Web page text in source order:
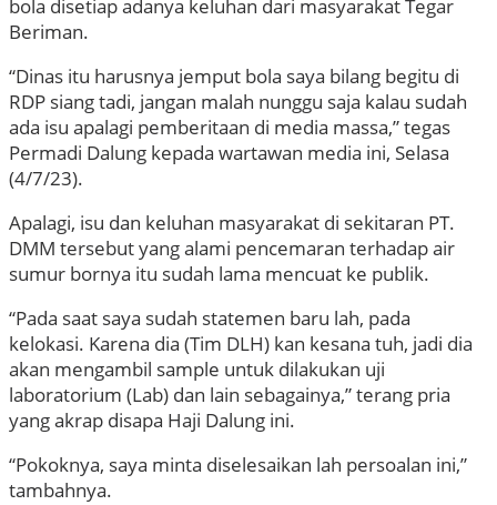
bola disetiap adanya keluhan dari masyarakat Tegar
Beriman.
“Dinas itu harusnya jemput bola saya bilang begitu di
RDP siang tadi, jangan malah nunggu saja kalau sudah
ada isu apalagi pemberitaan di media massa,” tegas
Permadi Dalung kepada wartawan media ini, Selasa
(4/7/23).
Apalagi, isu dan keluhan masyarakat di sekitaran PT.
DMM tersebut yang alami pencemaran terhadap air
sumur bornya itu sudah lama mencuat ke publik.
“Pada saat saya sudah statemen baru lah, pada
kelokasi. Karena dia (Tim DLH) kan kesana tuh, jadi dia
akan mengambil sample untuk dilakukan uji
laboratorium (Lab) dan lain sebagainya,” terang pria
yang akrap disapa Haji Dalung ini.
“Pokoknya, saya minta diselesaikan lah persoalan ini,”
tambahnya.